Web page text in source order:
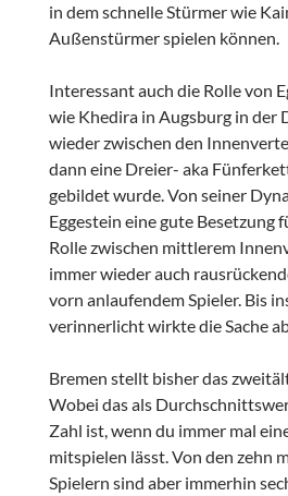
in dem schnelle Stürmer wie
Außenstürmer spielen können.
Interessant auch die Rolle von
wie Khedira in Augsburg in der
wieder zwischen den
dann eine Dreier- aka
gebildet wurde. Von seiner
Eggestein eine gute Besetzung
Rolle zwischen mittlerem
immer wieder auch
vorn anlaufendem Spieler. Bis
verinnerlicht wirkte die Sache
Bremen stellt bisher das
Wobei das als
Zahl ist, wenn du immer mal
mitspielen lässt. Von den zehn
Spielern sind aber immerhin